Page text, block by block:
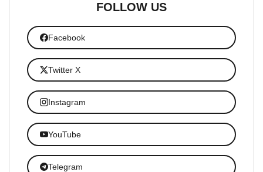
FOLLOW US
Facebook
Twitter X
Instagram
YouTube
Telegram